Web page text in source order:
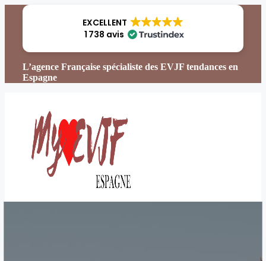
Aller
EXCELLENT
1 738 avis
L’agence Française spécialiste des EVJF tendances en
Espagne